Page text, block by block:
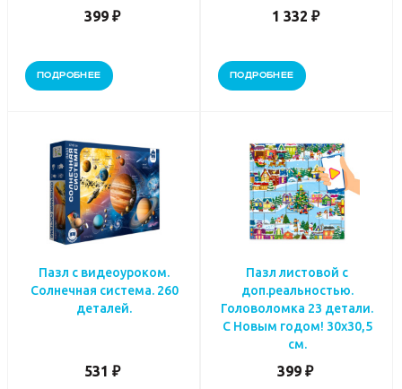
399 ₽
ПОДРОБНЕЕ
1 332 ₽
ПОДРОБНЕЕ
Пазл с видеоуроком.
Солнечная система. 260
деталей.
531 ₽
Пазл листовой с
доп.реальностью.
Головоломка 23 детали.
С Новым годом! 30х30,5
см.
399 ₽